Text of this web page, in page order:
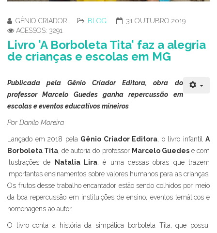
GÊNIO CRIADOR BLOG
31 OUTUBRO 2019
ACESSOS: 3291
Livro 'A Borboleta Tita' faz a alegria
de crianças e escolas em MG
Publicada pela Gênio Criador Editora, obra do
professor Marcelo Guedes ganha repercussão em
escolas e eventos educativos mineiros
Por Danilo Moreira
Lançado em 2018 pela Gênio Criador Editora, o livro infantil A
Borboleta Tita, de autoria do professor Marcelo Guedese com
ilustrações de
Natalia Lira, é uma dessas obras que trazem
importantes ensinamentos sobre valores humanos para as crianças.
Os frutos desse trabalho encantador estão sendo colhidos por meio
da boa repercussão em instituições de ensino, eventos temáticos e
homenagens ao autor.
O livro conta a história da simpática borboleta Tita, que possui